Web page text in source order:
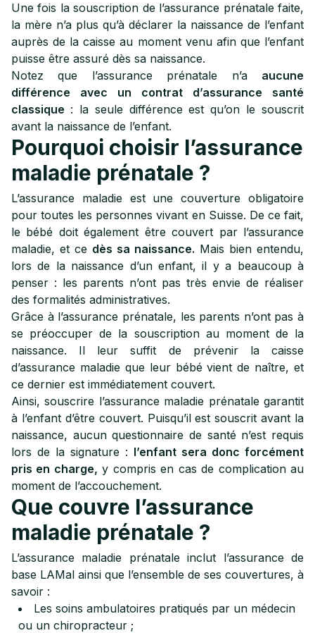
Une fois la souscription de l’assurance prénatale faite,
la mère n’a plus qu’à déclarer la naissance de l’enfant
auprès de la caisse au moment venu afin que l’enfant
puisse être assuré dès sa naissance.
Notez que l’assurance prénatale n’a aucune
différence avec un contrat d’assurance santé
classique : la seule différence est qu’on le souscrit
avant la naissance de l’enfant.
Pourquoi choisir l’assurance
maladie prénatale ?
L’assurance maladie est une couverture obligatoire
pour toutes les personnes vivant en Suisse. De ce fait,
le bébé doit également être couvert par l’assurance
maladie, et ce dès sa naissance. Mais bien entendu,
lors de la naissance d’un enfant, il y a beaucoup à
penser : les parents n’ont pas très envie de réaliser
des formalités administratives.
Grâce à l’assurance prénatale, les parents n’ont pas à
se préoccuper de la souscription au moment de la
naissance. Il leur suffit de prévenir la caisse
d’assurance maladie que leur bébé vient de naître, et
ce dernier est immédiatement couvert.
Ainsi, souscrire l’assurance maladie prénatale garantit
à l’enfant d’être couvert. Puisqu’il est souscrit avant la
naissance, aucun questionnaire de santé n’est requis
lors de la signature : l’enfant sera donc forcément
pris en charge, y compris en cas de complication au
moment de l’accouchement.
Que couvre l’assurance
maladie prénatale ?
L’assurance maladie prénatale inclut l’assurance de
base LAMal ainsi que l’ensemble de ses couvertures, à
savoir :
Les soins ambulatoires pratiqués par un médecin
ou un chiropracteur ;